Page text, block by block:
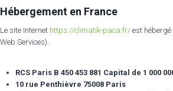
Hébergement en France
Le site Internet https://climatik-paca.fr/ est
Web Services).
RCS Paris B 450 453 881 Capital de 1 000
10 rue Penthièvre 75008 Paris